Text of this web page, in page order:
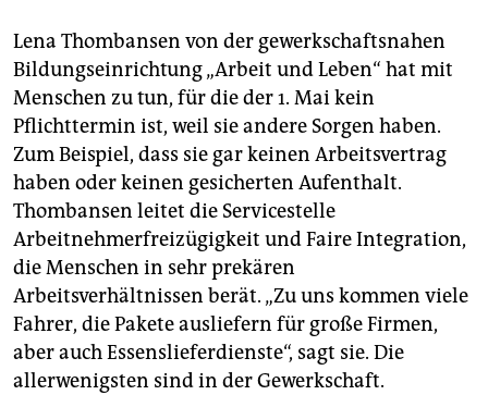
Lena Thombansen von der gewerkschaftsnahen
Bildungseinrichtung „Arbeit und Leben“ hat mit
Menschen zu tun, für die der 1. Mai kein
Pflichttermin ist, weil sie andere Sorgen haben.
Zum Beispiel, dass sie gar keinen Arbeitsvertrag
haben oder keinen gesicherten Aufenthalt.
Thombansen leitet die Servicestelle
Arbeitnehmerfreizügigkeit und Faire Integration,
die Menschen in sehr prekären
Arbeitsverhältnissen berät. „Zu uns kommen viele
Fahrer, die Pakete ausliefern für große Firmen,
aber auch Essenslieferdienste“, sagt sie. Die
allerwenigsten sind in der Gewerkschaft.